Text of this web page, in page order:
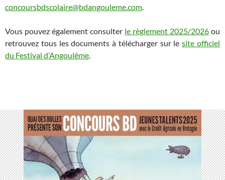
concoursbdscolaire@bdangouleme.com.
Vous pouvez également consulter le règlement 2025/2026 ou
retrouvez tous les documents à télécharger sur lesite officiel
du Festival d’Angoulême.